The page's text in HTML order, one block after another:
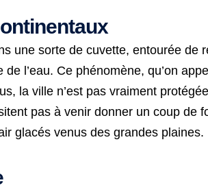
une sorte de cuvette, entourée de
l’eau. Ce phénomène, qu’on
la ville n’est pas vraiment
pas à venir donner un coup de
glacés venus des grandes plaines.